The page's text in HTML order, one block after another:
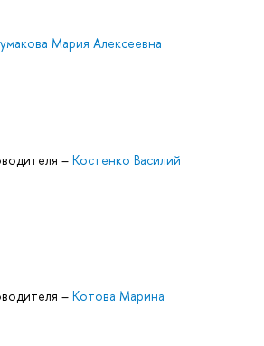
Мария Алексеевна
– Костенко Василий
– Котова Марина